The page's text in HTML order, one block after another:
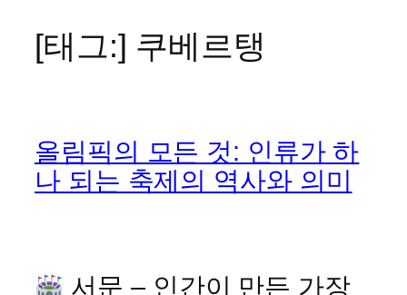
[태그:] 쿠베르탱
올림픽의 모든 것: 인류가 하
나 되는 축제의 역사와 의미
서문 – 인간이 만든 가장